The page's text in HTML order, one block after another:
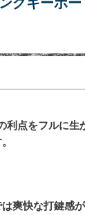
利点をフルに生
爽快な打鍵感